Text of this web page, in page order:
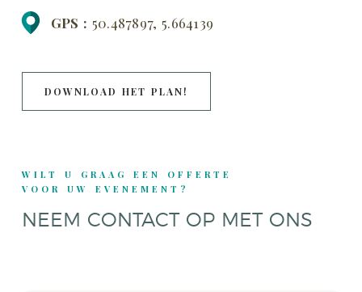
GPS : 50.487897, 5.664139
DOWNLOAD HET PLAN!
WILT U GRAAG EEN OFFERTE
VOOR UW EVENEMENT?
NEEM CONTACT OP MET ONS